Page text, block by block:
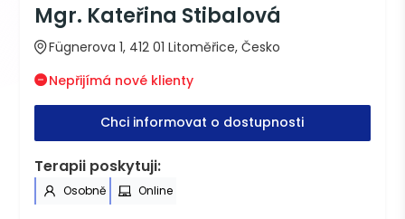
Mgr. Kateřina Stibalová
Fügnerova 1, 412 01 Litoměřice, Česko
Nepřijímá nové klienty
Chci informovat o dostupnosti
Terapii poskytuji:
Osobně Online